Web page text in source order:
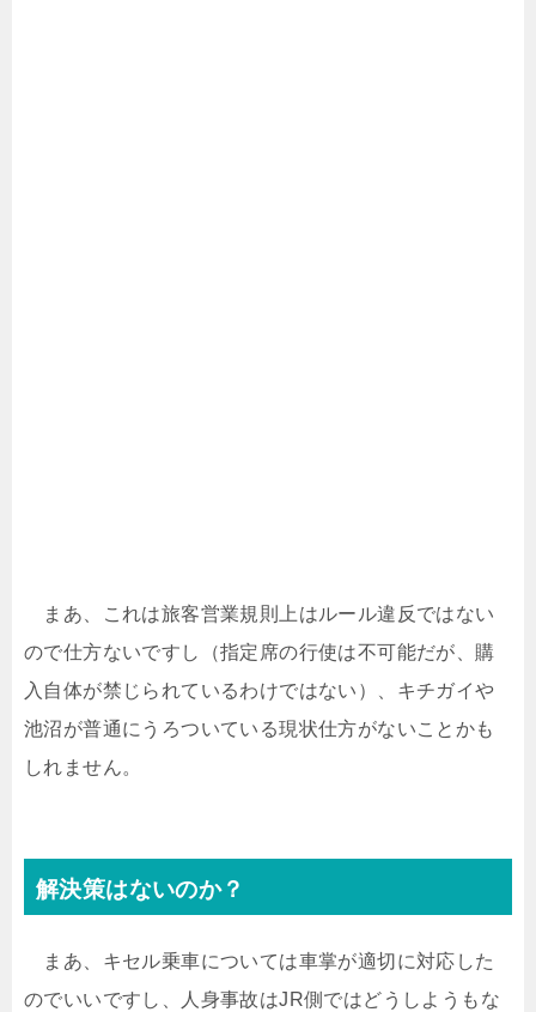
まあ、これは旅客営業規則上はルール違反ではない
ので仕方ないですし（指定席の行使は不可能だが、購
入自体が禁じられているわけではない）、キチガイや
池沼が普通にうろついている現状仕方がないことかも
しれません。
解決策はないのか？
まあ、キセル乗車については車掌が適切に対応した
のでいいですし、人身事故はJR側ではどうしようもな